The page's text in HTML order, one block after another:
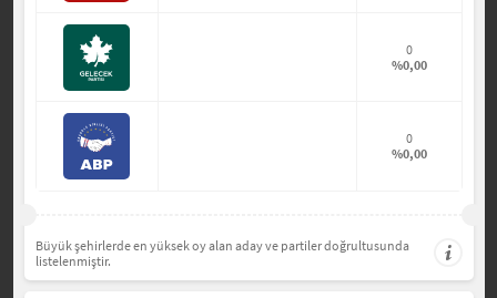
0
%0,00
0
%0,00
Büyük şehirlerde en yüksek oy alan aday ve partiler doğrultusunda
listelenmiştir.